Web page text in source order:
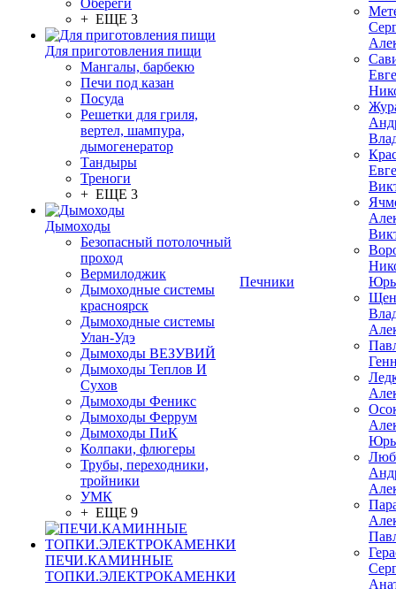
Обереги
+ ЕЩЕ 3
Для приготовления пищи
Мангалы, барбекю
Печи под казан
Посуда
Решетки для гриля,
вертел, шампура,
дымогенератор
Тандыры
Треноги
+ ЕЩЕ 3
Дымоходы
Безопасный потолочный
проход
Вермилоджик
Дымоходные системы
красноярск
Дымоходные системы
Улан-Удэ
Дымоходы ВЕЗУВИЙ
Дымоходы Теплов И
Сухов
Дымоходы Феникс
Дымоходы Феррум
Дымоходы ПиК
Колпаки, флюгеры
Трубы, переходники,
тройники
УМК
+ ЕЩЕ 9
ПЕЧИ.КАМИННЫЕ
ТОПКИ.ЭЛЕКТРОКАМЕНКИ
Печники